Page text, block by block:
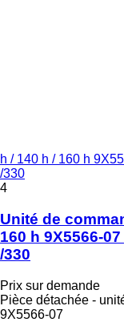
h / 140 h / 160 h
/330
4
Unité de
160 h 9X5566-
/330
Prix sur demande
Pièce détachée -
9X5566-07